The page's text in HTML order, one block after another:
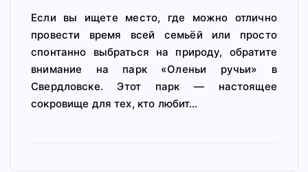
Если вы ищете место, где можно отлично
провести время всей семьёй или просто
спонтанно выбраться на природу, обратите
внимание на парк «Оленьи ручьи» в
Свердловске. Этот парк — настоящее
сокровище для тех, кто любит…